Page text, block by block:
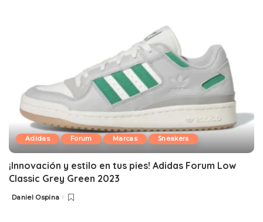
Adidas Forum Marcas Sneakers
¡Innovación y estilo en tus pies! Adidas Forum Low
Classic Grey Green 2023
Posted
Daniel Ospina